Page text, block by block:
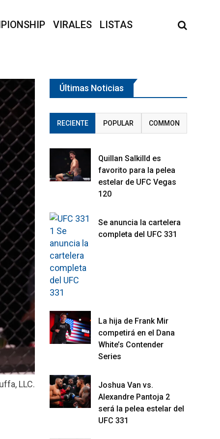
VIRALES LISTAS
LLC.
Últimas Noticias
RECIENTE POPULAR COMMON
Quillan Salkilld es
favorito para la pelea
estelar de UFC Vegas
120
Se anuncia la cartelera
completa del UFC 331
La hija de Frank Mir
competirá en el Dana
White’s Contender
Series
Joshua Van vs.
Alexandre Pantoja 2
será la pelea estelar del
UFC 331